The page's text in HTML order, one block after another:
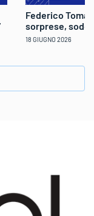
Federico
sorprese,
18 GIUGNO 2026